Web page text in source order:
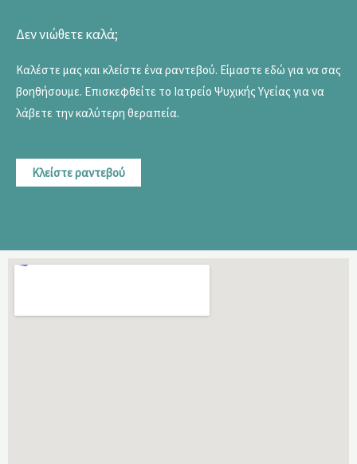
Δεν νιώθετε καλά;
Καλέστε μας και κλείστε ένα ραντεβού. Είμαστε εδώ για να σας
βοηθήσουμε. Επισκεφθείτε το Ιατρείο Ψυχικής Υγείας για να
λάβετε την καλύτερη θεραπεία.
Κλείστε ραντεβού